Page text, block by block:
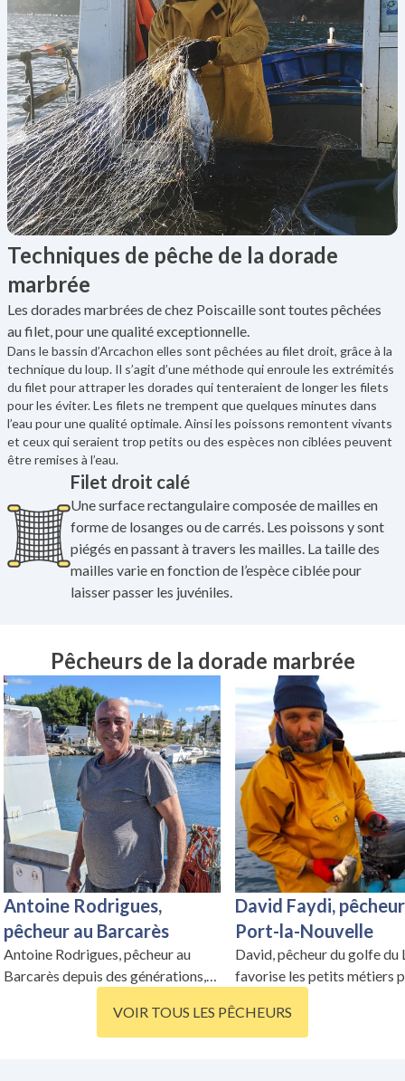
Techniques de pêche de la dorade
marbrée
Les dorades marbrées de chez Poiscaille sont toutes pêchées
au filet, pour une qualité exceptionnelle.
Dans le bassin d’Arcachon elles sont pêchées au filet droit, grâce à la
technique du loup. Il s’agit d’une méthode qui enroule les extrémités
du filet pour attraper les dorades qui tenteraient de longer les filets
pour les éviter. Les filets ne trempent que quelques minutes dans
l’eau pour une qualité optimale. Ainsi les poissons remontent vivants
et ceux qui seraient trop petits ou des espèces non ciblées peuvent
être remises à l’eau.
Filet droit calé
Une surface rectangulaire composée de mailles en
forme de losanges ou de carrés. Les poissons y sont
piégés en passant à travers les mailles. La taille des
mailles varie en fonction de l’espèce ciblée pour
laisser passer les juvéniles.
Pêcheurs de la dorade marbrée
Antoine Rodrigues,
pêcheur au Barcarès
Antoine Rodrigues, pêcheur au
Barcarès depuis des générations,
et respectueuses de
l'environnement.
David Faydi,
Port-la-Nouvelle
David, pêcheur du golfe du
favorise les petits métiers
pêcherie collective.
VOIR TOUS LES PÊCHEURS